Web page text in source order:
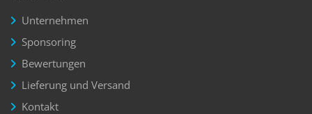
Unternehmen
Sponsoring
Bewertungen
Lieferung und Versand
Kontakt